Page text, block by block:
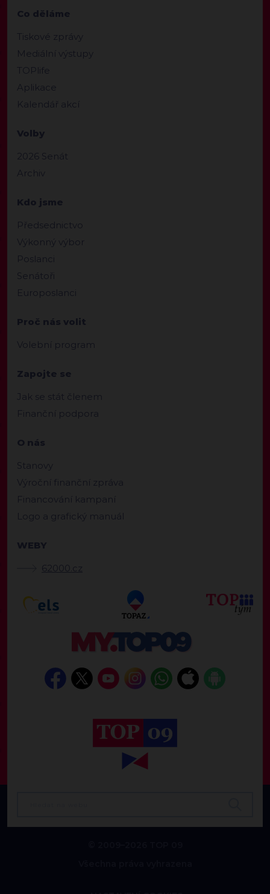
Co děláme
Tiskové zprávy
Mediální výstupy
TOPlife
Aplikace
Kalendář akcí
Volby
2026 Senát
Archiv
Kdo jsme
Předsednictvo
Výkonný výbor
Poslanci
Senátoři
Europoslanci
Proč nás volit
Volební program
Zapojte se
Jak se stát členem
Finanční podpora
O nás
Stanovy
Výroční finanční zpráva
Financování kampaní
Logo a grafický manuál
WEBY
62000.cz